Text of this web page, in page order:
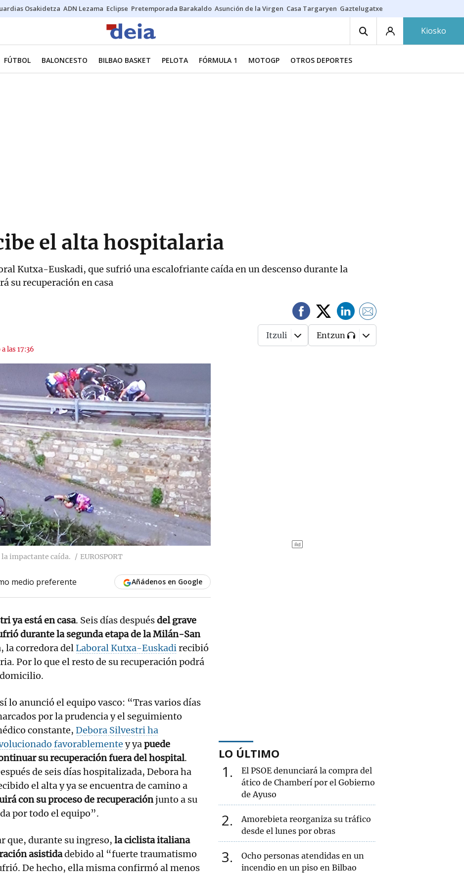
Osakidetza ADN Lezama Eclipse Pretemporada Barakaldo Asunción de la Virgen Casa Targaryen Gaztelugatxe
Kiosko
FÚTBOL BALONCESTO BILBAO BASKET PELOTA FÓRMULA 1 MOTOGP OTROS DEPORTES
el alta hospitalaria
Kutxa-Euskadi, que sufrió una escalofriante caída en un descenso durante la
su recuperación en casa
las 17:36
Itzuli Entzun
impactante caída. EUROSPORT
medio preferente Añádenos en Google
ya está en casa. Seis días despuésdel grave
durante la segunda etapa de la Milán-San
la corredora delLaboral Kutxa-Euskadirecibió
Por lo que el resto de su recuperación podrá
lo anunció el equipo vasco: “Tras varios días
por la prudencia y el seguimiento
constante,Debora Silvestri ha
favorablemente y yapuede
su recuperación fuera del hospital.
de seis días hospitalizada, Debora ha
el alta y ya se encuentra de camino a
con su proceso de recuperaciónjunto a su
por todo el equipo”.
que, durante su ingreso, la ciclista italiana
asistidadebido al “fuerte traumatismo
De hecho, ella misma confirmó al menos
LO ÚLTIMO
1
El PSOE denunciará la compra del
ático de Chamberí por el Gobierno
de Ayuso
2
Amorebieta reorganiza su tráfico
desde el lunes por obras
3
Ocho personas atendidas en un
incendio en un piso en Bilbao